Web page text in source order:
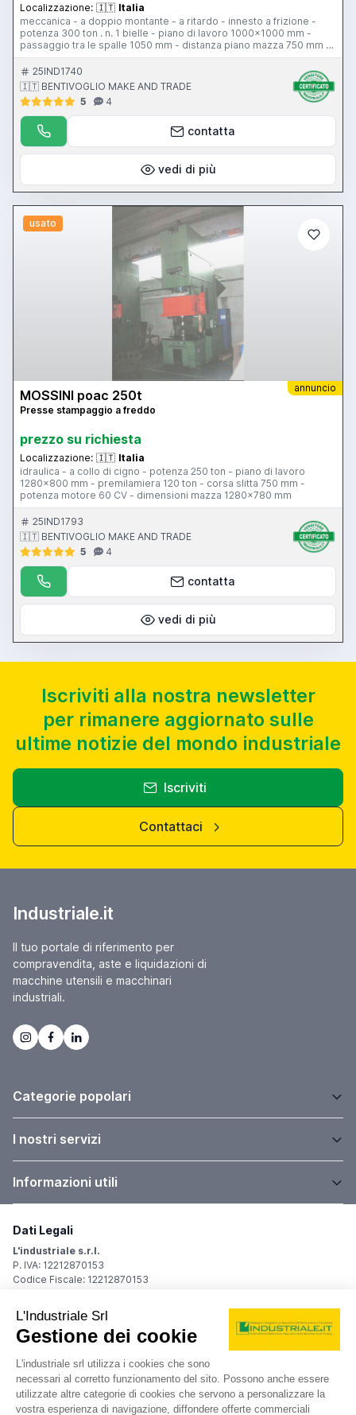
Localizzazione: 🇮🇹 Italia
meccanica - a doppio montante - a ritardo - innesto a frizione -
potenza 300 ton . n. 1 bielle - piano di lavoro 1000x1000 mm -
passaggio tra le spalle 1050 mm - distanza piano mazza 750 mm -
passaggio tra i montanti 600 mm - colpi al minuto 12 - corsa slitta
200 mm - dimensione mazza 1000x1000 mm regolazione mazza
100 mm - anno revisionata 2003 - impianto elettrico nuovo -
fotocellule
25IND1740
🇮🇹 BENTIVOGLIO MAKE AND TRADE
5
4
contatta
vedi di più
usato
annuncio
MOSSINI poac 250t
Presse stampaggio a freddo
prezzo su richiesta
Localizzazione: 🇮🇹 Italia
idraulica - a collo di cigno - potenza 250 ton - piano di lavoro
1280x800 mm - premilamiera 120 ton - corsa slitta 750 mm -
potenza motore 60 CV - dimensioni mazza 1280x780 mm
25IND1793
🇮🇹 BENTIVOGLIO MAKE AND TRADE
5
4
contatta
vedi di più
Iscriviti alla nostra newsletter
per rimanere aggiornato sulle
ultime notizie del mondo industriale
Iscriviti
Contattaci
Industriale.it
Il tuo portale di riferimento per
compravendita, aste e liquidazioni di
macchine utensili e macchinari
industriali.
Categorie popolari
I nostri servizi
Informazioni utili
Dati Legali
L'industriale s.r.l.
P. IVA: 12212870153
Codice Fiscale: 12212870153
Sede Legale
Via Carlo Dolci, 32
20148 Milano (MI)
Italy
Registro Imprese
Iscrizione R.I.: 12212870153